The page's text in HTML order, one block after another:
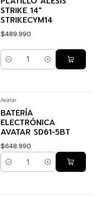
STRIKE 14"
STRIKECYM14
$489.990
Cantidad
Avatar
BATERÍA
ELECTRÓNICA
AVATAR SD61-5BT
$648.990
Cantidad